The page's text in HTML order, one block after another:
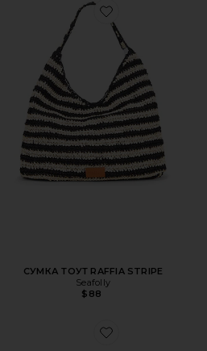
Favorite СУМКА ТОУТ
СУМКА ТОУТ RAFFIA STRIPE
Seafolly
$88
Favorite ????-????? ?????